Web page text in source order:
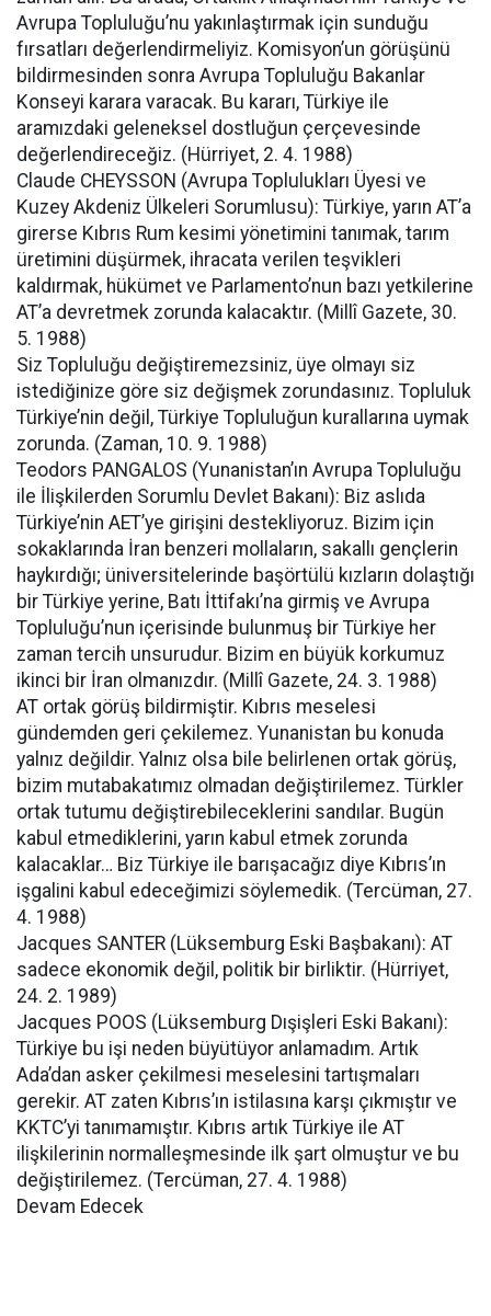
Avrupa Topluluğu’nu yakınlaştırmak için sunduğu
fırsatları değerlendirmeliyiz. Komisyon’un görüşünü
bildirmesinden sonra Avrupa Topluluğu Bakanlar
Konseyi karara varacak. Bu kararı, Türkiye ile
aramızdaki geleneksel dostluğun çerçevesinde
değerlendireceğiz. (Hürriyet, 2. 4. 1988)
Claude CHEYSSON (Avrupa Toplulukları Üyesi ve
Kuzey Akdeniz Ülkeleri Sorumlusu): Türkiye, yarın AT’a
girerse Kıbrıs Rum kesimi yönetimini tanımak, tarım
üretimini düşürmek, ihracata verilen teşvikleri
kaldırmak, hükümet ve Parlamento’nun bazı yetkilerine
AT’a devretmek zorunda kalacaktır. (Millî Gazete, 30.
5. 1988)
Siz Topluluğu değiştiremezsiniz, üye olmayı siz
istediğinize göre siz değişmek zorundasınız. Topluluk
Türkiye’nin değil, Türkiye Topluluğun kurallarına uymak
zorunda. (Zaman, 10. 9. 1988)
Teodors PANGALOS (Yunanistan’ın Avrupa Topluluğu
ile İlişkilerden Sorumlu Devlet Bakanı): Biz aslıda
Türkiye’nin AET’ye girişini destekliyoruz. Bizim için
sokaklarında İran benzeri mollaların, sakallı gençlerin
haykırdığı; üniversitelerinde başörtülü kızların dolaştığı
bir Türkiye yerine, Batı İttifakı’na girmiş ve Avrupa
Topluluğu’nun içerisinde bulunmuş bir Türkiye her
zaman tercih unsurudur. Bizim en büyük korkumuz
ikinci bir İran olmanızdır. (Millî Gazete, 24. 3. 1988)
AT ortak görüş bildirmiştir. Kıbrıs meselesi
gündemden geri çekilemez. Yunanistan bu konuda
yalnız değildir. Yalnız olsa bile belirlenen ortak görüş,
bizim mutabakatımız olmadan değiştirilemez. Türkler
ortak tutumu değiştirebileceklerini sandılar. Bugün
kabul etmediklerini, yarın kabul etmek zorunda
kalacaklar… Biz Türkiye ile barışacağız diye Kıbrıs’ın
işgalini kabul edeceğimizi söylemedik. (Tercüman, 27.
4. 1988)
Jacques SANTER (Lüksemburg Eski Başbakanı): AT
sadece ekonomik değil, politik bir birliktir. (Hürriyet,
24. 2. 1989)
Jacques POOS (Lüksemburg Dışişleri Eski Bakanı):
Türkiye bu işi neden büyütüyor anlamadım. Artık
Ada’dan asker çekilmesi meselesini tartışmaları
gerekir. AT zaten Kıbrıs’ın istilasına karşı çıkmıştır ve
KKTC’yi tanımamıştır. Kıbrıs artık Türkiye ile AT
ilişkilerinin normalleşmesinde ilk şart olmuştur ve bu
değiştirilemez. (Tercüman, 27. 4. 1988)
Devam Edecek